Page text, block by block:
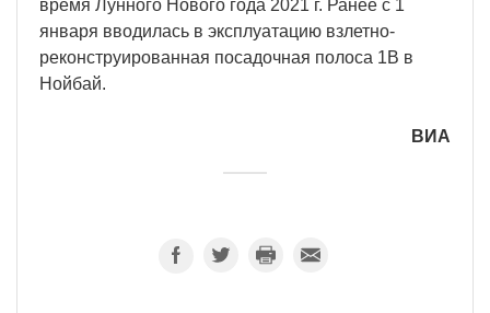
время Лунного Нового года 2021 г. Ранее с 1
января вводилась в эксплуатацию взлетно-
реконструированная посадочная полоса 1B в
Нойбай.
ВИА